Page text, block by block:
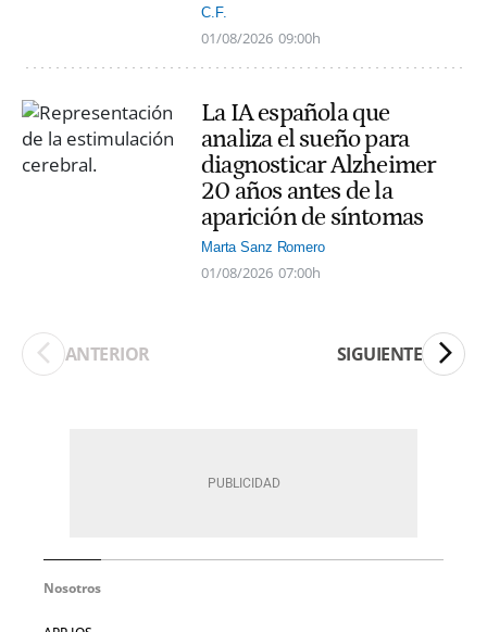
C.F.
01/08/2026 09:00h
La IA española que
analiza el sueño para
diagnosticar Alzheimer
20 años antes de la
aparición de síntomas
Marta Sanz Romero
01/08/2026 07:00h
ANTERIOR SIGUIENTE
Nosotros